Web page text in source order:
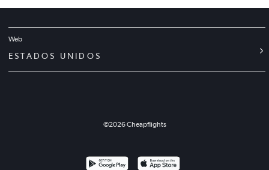
Web
ESTADOS UNIDOS
©2026Cheapflights